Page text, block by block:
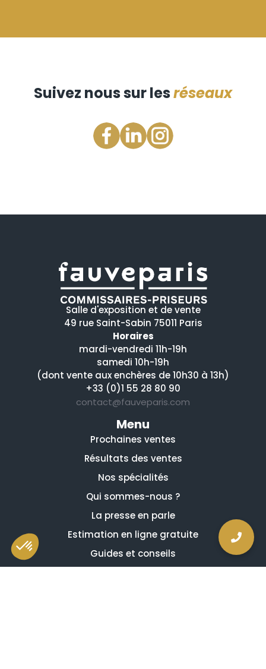
Suivez nous sur lesréseaux
Salle d'exposition et de vente
49 rue Saint-Sabin 75011 Paris
Horaires
mardi-vendredi 11h-19h
samedi 10h-19h
(dont vente aux enchères de 10h30 à 13h)
+33 (0)1 55 28 80 90
contact@fauveparis.com
Menu
Prochaines ventes
Résultats des ventes
Nos spécialités
Qui sommes-nous ?
La presse en parle
Estimation en ligne gratuite
Guides et conseils